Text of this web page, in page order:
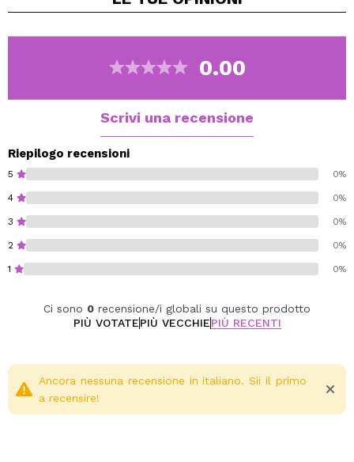
Arricchito con gli esclusivi ingredienti fermentati di
l'assorbimento dei principi attivi, rendendo ogni spruzzo
aggressivi ambientali
Climi secchi, freddi o riscaldati/condizionati
Portalo nella borsa e usalo in qualsiasi momento
Prova una freschezza immediata e un'idratazione
duratura. La tua pelle sarà protetta e radiosa per tutto
il giorno!
Vegan.
0.00
Scrivi una recensione
Riepilogo recensioni
5 0%
4 0%
3 0%
2 0%
1 0%
Ci sono 0 recensione/i globali su questo prodotto
PIÙ VOTATEPIÙ VECCHIEPIÙ RECENTI
Ancora nessuna recensione in italiano. Sii il primo
a recensire!